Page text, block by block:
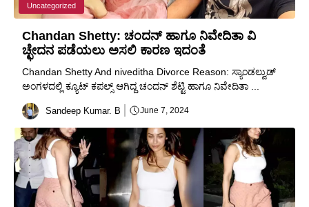
Uncategorized
Chandan Shetty: ಚಂದನ್ ಹಾಗೂ ನಿವೇದಿತಾ ವಿ
ಚ್ಛೇದನ ಪಡೆಯಲು ಅಸಲಿ ಕಾರಣ ಇದಂತೆ
Chandan Shetty And niveditha Divorce Reason: ಸ್ಯಾಂಡಲ್ವುಡ್
ಅಂಗಳದಲ್ಲಿ ಕ್ಯೂಟ್ ಕಪಲ್ಸ್ ಆಗಿದ್ದ ಚಂದನ್ ಶೆಟ್ಟಿ ಹಾಗೂ ನಿವೇದಿತಾ ...
Sandeep Kumar. B June 7, 2024